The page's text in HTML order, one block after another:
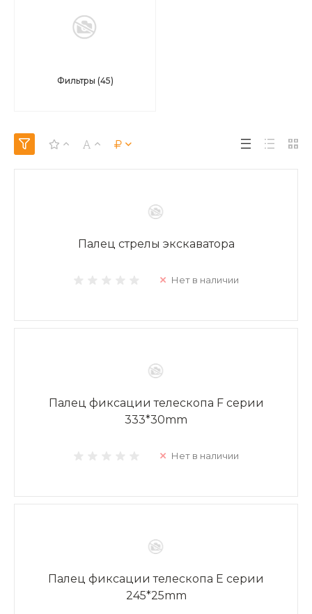
Фильтры (45)
Палец стрелы экскаватора
Нет в наличии
Палец фиксации телескопа F серии
333*30mm
Нет в наличии
Палец фиксации телескопа E серии
245*25mm